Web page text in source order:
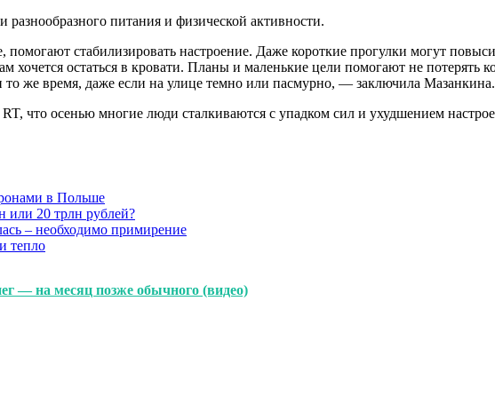
питания и физической активности.
стабилизировать настроение. Даже короткие прогулки могут
хочется остаться в кровати. Планы и маленькие цели помогают не потерять
же время, даже если на улице темно или пасмурно, — заключила Мазанкина.
RT, что осенью многие люди сталкиваются с упадком сил и ухудшением
в Польше
или 20 трлн рублей?
– необходимо примирение
тепло
— на месяц позже обычного (видео)